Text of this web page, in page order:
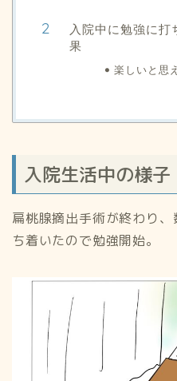
入院中に勉強に打
果
楽しいと思
入院生活中の様子
扁桃腺摘出手術が終わり
ち着いたので勉強開始。